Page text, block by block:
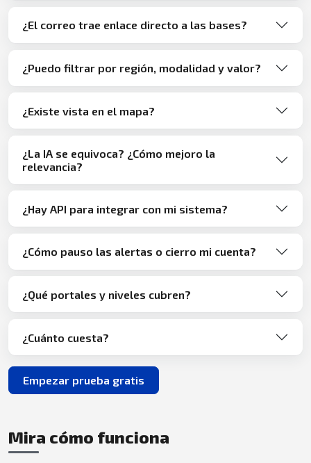
¿El correo trae enlace directo a las bases?
¿Puedo filtrar por región, modalidad y valor?
¿Existe vista en el mapa?
¿La IA se equivoca? ¿Cómo mejoro la
relevancia?
¿Hay API para integrar con mi sistema?
¿Cómo pauso las alertas o cierro mi cuenta?
¿Qué portales y niveles cubren?
¿Cuánto cuesta?
Empezar prueba gratis
Mira cómo funciona